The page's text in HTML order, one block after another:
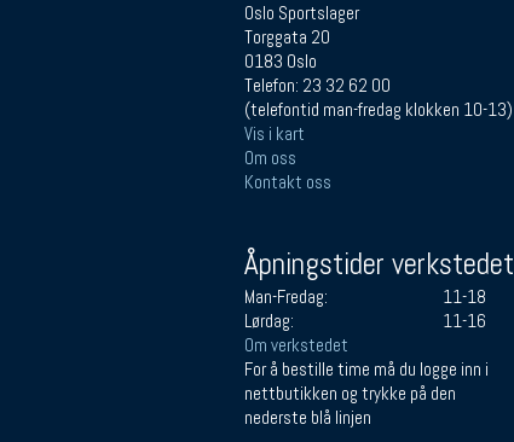
Oslo Sportslager
Torggata 20
0183 Oslo
Telefon: 23 32 62 00
(telefontid man-fredag klokken 10-13)
Vis i kart
Om oss
Kontakt oss
Åpningstider verkstedet
Man-Fredag:
11-18
Lørdag:
11-16
Om verkstedet
For å bestille time må du logge inn i
nettbutikken og trykke på den
nederste blå linjen